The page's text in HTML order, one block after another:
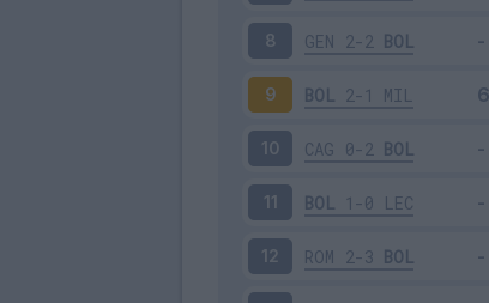
8 GEN 2-2 BOL
9 BOL 2-1 MIL
10 CAG 0-2 BOL
11 BOL 1-0 LEC
12 ROM 2-3 BOL